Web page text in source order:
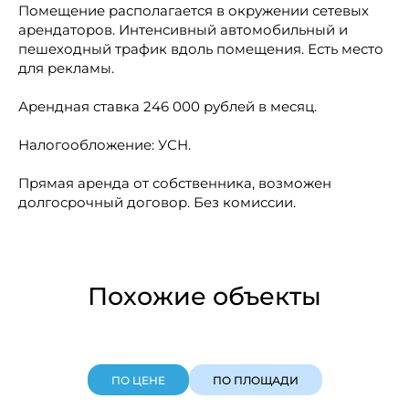
Помещение располагается в окружении сетевых
арендаторов. Интенсивный автомобильный и
пешеходный трафик вдоль помещения. Есть место
для рекламы.
Арендная ставка 246 000 рублей в месяц.
Налогообложение: УСН.
Прямая аренда от собственника, возможен
долгосрочный договор. Без комиссии.
Похожие объекты
ПО ЦЕНЕ ПО ПЛОЩАДИ